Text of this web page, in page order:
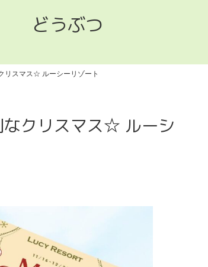
どうぶつ
リスマス☆ ルーシーリゾート
なクリスマス☆ ルーシ